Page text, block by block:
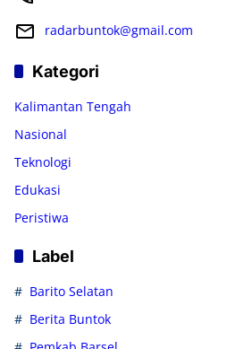
radarbuntok@gmail.com
Kategori
Kalimantan Tengah
Nasional
Teknologi
Edukasi
Peristiwa
Label
Barito Selatan
Berita Buntok